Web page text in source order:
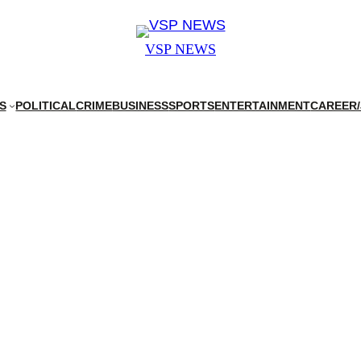
VSP NEWS
POLITICALCRIMEBUSINESSSPORTSENTERTAINMENT